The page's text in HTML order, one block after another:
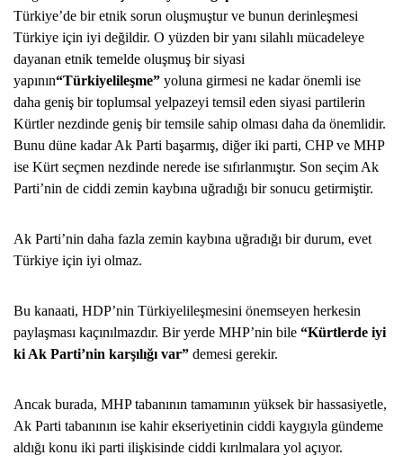
Türkiye’de bir etnik sorun oluşmuştur ve bunun derinleşmesi
Türkiye için iyi değildir. O yüzden bir yanı silahlı mücadeleye
dayanan etnik temelde oluşmuş bir siyasi
yapının“Türkiyelileşme” yoluna girmesi ne kadar önemli ise
daha geniş bir toplumsal yelpazeyi temsil eden siyasi partilerin
Kürtler nezdinde geniş bir temsile sahip olması daha da önemlidir.
Bunu düne kadar Ak Parti başarmış, diğer iki parti, CHP ve MHP
ise Kürt seçmen nezdinde nerede ise sıfırlanmıştır. Son seçim Ak
Parti’nin de ciddi zemin kaybına uğradığı bir sonucu getirmiştir.
Ak Parti’nin daha fazla zemin kaybına uğradığı bir durum, evet
Türkiye için iyi olmaz.
Bu kanaati, HDP’nin Türkiyelileşmesini önemseyen herkesin
paylaşması kaçınılmazdır. Bir yerde MHP’nin bile “Kürtlerde iyi
ki Ak Parti’nin karşılığı var” demesi gerekir.
Ancak burada, MHP tabanının tamamının yüksek bir hassasiyetle,
Ak Parti tabanının ise kahir ekseriyetinin ciddi kaygıyla gündeme
aldığı konu iki parti ilişkisinde ciddi kırılmalara yol açıyor.